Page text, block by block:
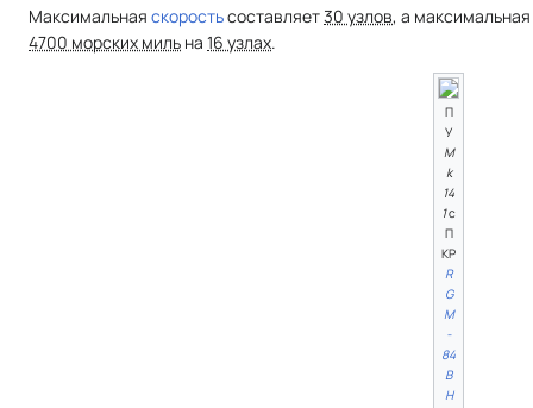
Максимальная скоростьсоставляет30 узлов, а максимальная
4700 морских миль на 16 узлах.
П
У
M
k
14
1с
П
КР
R
G
M
-
84
В
H